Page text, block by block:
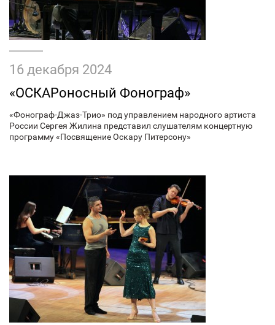
16 декабря 2024
«ОСКАРоносный Фонограф»
«Фонограф-Джаз-Трио» под управлением народного артиста
России Сергея Жилина представил слушателям концертную
программу «Посвящение Оскару Питерсону»